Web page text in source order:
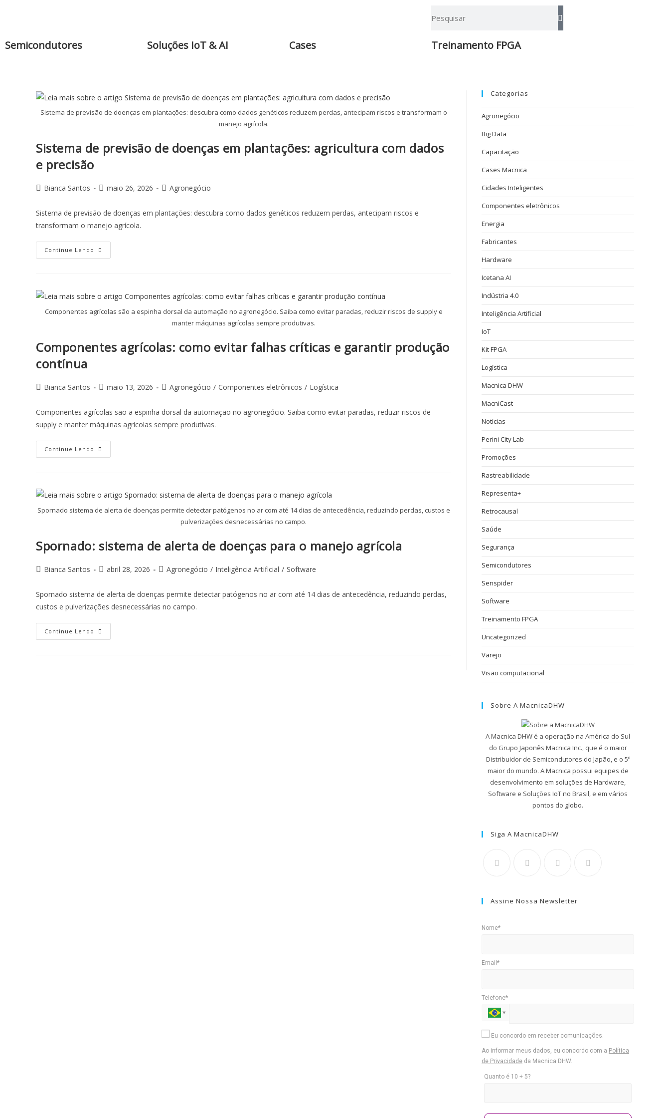
Semicondutores Soluções IoT & AI Cases Treinamento FPGA​
Sistema de previsão de doenças em plantações: descubra como dados genéticos reduzem perdas, antecipam riscos e transformam o
manejo agrícola.
Sistema de previsão de doenças em plantações: agricultura com dados
e precisão
Bianca Santos maio 26, 2026 Agronegócio
Sistema de previsão de doenças em plantações: descubra como dados genéticos reduzem perdas, antecipam riscos e
transformam o manejo agrícola.
Continue Lendo
Componentes agrícolas são a espinha dorsal da automação no agronegócio. Saiba como evitar paradas, reduzir riscos de supply e
manter máquinas agrícolas sempre produtivas.
Componentes agrícolas: como evitar falhas críticas e garantir produção
contínua
Bianca Santos maio 13, 2026 Agronegócio / Componentes eletrônicos / Logística
Componentes agrícolas são a espinha dorsal da automação no agronegócio. Saiba como evitar paradas, reduzir riscos de
supply e manter máquinas agrícolas sempre produtivas.
Continue Lendo
Spornado sistema de alerta de doenças permite detectar patógenos no ar com até 14 dias de antecedência, reduzindo perdas, custos e
pulverizações desnecessárias no campo.
Spornado: sistema de alerta de doenças para o manejo agrícola
Bianca Santos abril 28, 2026 Agronegócio / Inteligência Artificial / Software
Spornado sistema de alerta de doenças permite detectar patógenos no ar com até 14 dias de antecedência, reduzindo perdas,
custos e pulverizações desnecessárias no campo.
Continue Lendo
Categorias
Agronegócio
Big Data
Capacitação
Cases Macnica
Cidades Inteligentes
Componentes eletrônicos
Energia
Fabricantes
Hardware
Icetana AI
Indústria 4.0
Inteligência Artificial
IoT
Kit FPGA
Logística
Macnica DHW
MacniCast
Notícias
Perini City Lab
Promoções
Rastreabilidade
Representa+
Retrocausal
Saúde
Segurança
Semicondutores
Senspider
Software
Treinamento FPGA
Uncategorized
Varejo
Visão computacional
Sobre A MacnicaDHW
A Macnica DHW é a operação na América do Sul
do Grupo Japonês Macnica Inc., que é o maior
Distribuidor de Semicondutores do Japão, e o 5º
maior do mundo. A Macnica possui equipes de
desenvolvimento em soluções de Hardware,
Software e Soluções IoT no Brasil, e em vários
pontos do globo.
Siga A MacnicaDHW
Assine Nossa Newsletter
Nome*
Email*
Telefone*
Eu concordo em receber comunicações.
Ao informar meus dados, eu concordo com a Política
de Privacidade da Macnica DHW.
Quanto é 10 + 5?